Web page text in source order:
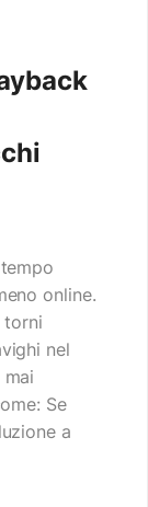
online.
torni
nel
Se
a